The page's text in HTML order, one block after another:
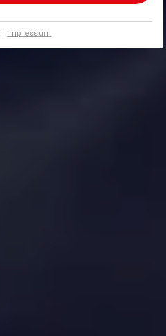
| Impressum